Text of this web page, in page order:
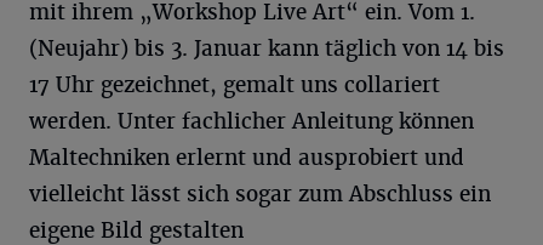
mit ihrem „Workshop Live Art“ ein. Vom 1.
(Neujahr) bis 3. Januar kann täglich von 14 bis
17 Uhr gezeichnet, gemalt uns collariert
werden. Unter fachlicher Anleitung können
Maltechniken erlernt und ausprobiert und
vielleicht lässt sich sogar zum Abschluss ein
eigene Bild gestalten